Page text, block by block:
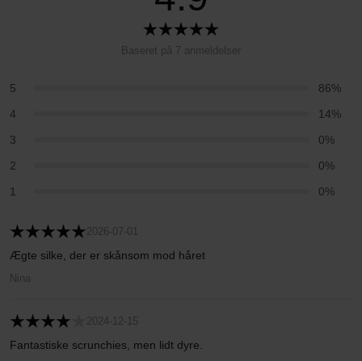
Baseret på 7 anmeldelser
5
86%
4
14%
3
0%
2
0%
1
0%
2026-07-01
Ægte silke, der er skånsom mod håret
Nina
2024-12-15
Fantastiske scrunchies, men lidt dyre.